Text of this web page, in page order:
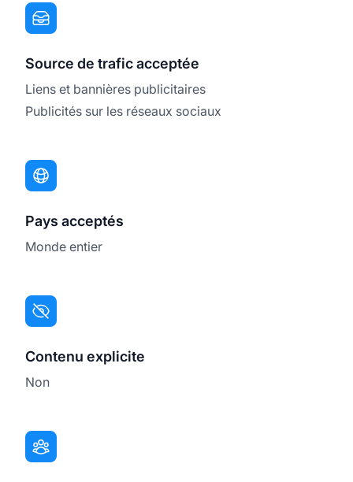
Source de trafic acceptée
Liens et bannières publicitaires
Publicités sur les réseaux sociaux
Pays acceptés
Monde entier
Contenu explicite
Non